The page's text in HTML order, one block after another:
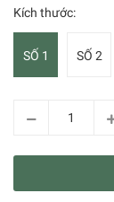
Kích thước:
SỐ 1 SỐ 2